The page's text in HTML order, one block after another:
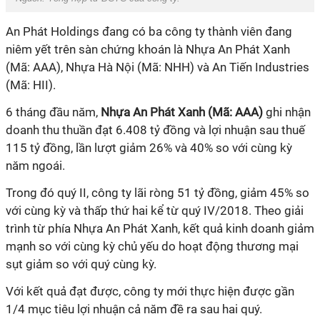
An Phát Holdings đang có ba công ty thành viên đang
niêm yết trên sàn chứng khoán là Nhựa An Phát Xanh
(Mã: AAA), Nhựa Hà Nội (Mã: NHH) và An Tiến Industries
(Mã: HII).
6 tháng đầu năm, Nhựa An Phát Xanh (Mã: AAA) ghi nhận
doanh thu thuần đạt 6.408 tỷ đồng và lợi nhuận sau thuế
115 tỷ đồng, lần lượt giảm 26% và 40% so với cùng kỳ
năm ngoái.
Trong đó quý II, công ty lãi ròng 51 tỷ đồng, giảm 45% so
với cùng kỳ và thấp thứ hai kể từ quý IV/2018. Theo giải
trình từ phía Nhựa An Phát Xanh, kết quả kinh doanh giảm
mạnh so với cùng kỳ chủ yếu do hoạt động thương mại
sụt giảm so với quý cùng kỳ.
Với kết quả đạt được, công ty mới thực hiện được gần
1/4 mục tiêu lợi nhuận cả năm đề ra sau hai quý.